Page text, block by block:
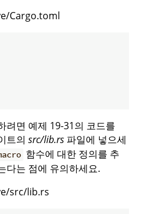
Cargo.toml
려면 예제 19-31의 코드를
트의src/lib.rs 파일에 넣으세
함수에 대한 정의를 추
다는 점에 유의하세요.
src/lib.rs